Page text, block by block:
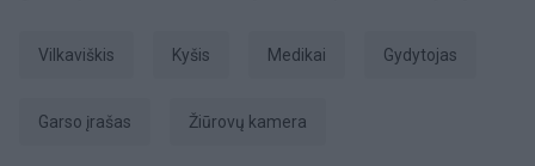
Vilkaviškis Kyšis medikai gydytojas
garso įrašas Žiūrovų kamera